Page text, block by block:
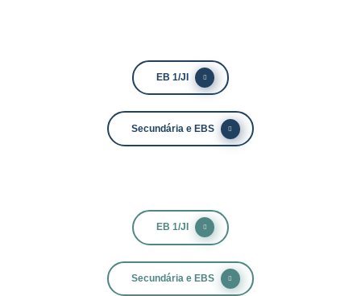
EB 1/JI
Secundária e EBS
EB 1/JI
Secundária e EBS